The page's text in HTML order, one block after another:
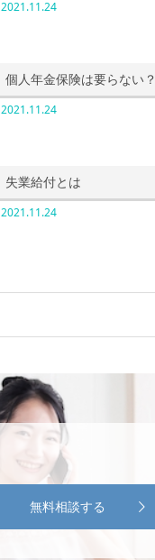
2021.11.24
個人年金保険は要らない？
2021.11.24
失業給付とは
2021.11.24
無料相談する